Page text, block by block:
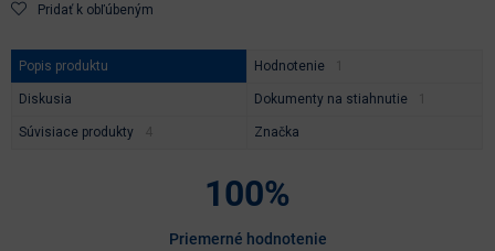
Pridať k obľúbeným
Popis produktu Hodnotenie
Diskusia Dokumenty na stiahnutie
Súvisiace produkty Značka
100%
Priemerné hodnotenie